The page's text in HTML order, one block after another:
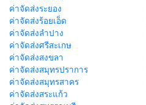
ค่าจัดส่งระยอง
ค่าจัดส่งร้อยเอ็ด
ค่าจัดส่งลำปาง
ค่าจัดส่งศรีสะเกษ
ค่าจัดส่งสงขลา
ค่าจัดส่งสมุทรปราการ
ค่าจัดส่งสมุทรสาคร
ค่าจัดส่งสระแก้ว